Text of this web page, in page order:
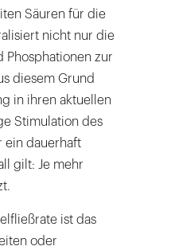
Säuren für die
nicht nur die
Phosphationen zur
diesem Grund
in ihren aktuellen
Stimulation des
ein dauerhaft
gilt: Je mehr
ist das
oder